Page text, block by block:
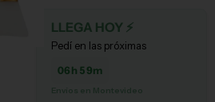
LLEGA HOY ⚡
Pedí en las próximas
06h 59m
Envíos en Montevideo